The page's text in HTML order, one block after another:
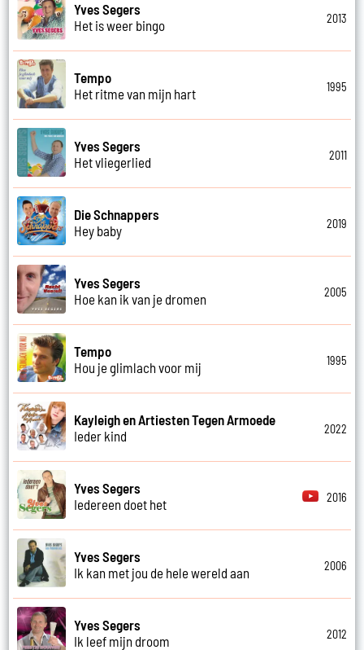
Yves Segers
Het is weer bingo
2013
Tempo
Het ritme van mijn hart
1995
Yves Segers
Het vliegerlied
2011
Die Schnappers
Hey baby
2019
Yves Segers
Hoe kan ik van je dromen
2005
Tempo
Hou je glimlach voor mij
1995
Kayleigh en Artiesten Tegen Armoede
Ieder kind
2022
Yves Segers
Iedereen doet het
2016
Yves Segers
Ik kan met jou de hele wereld aan
2006
Yves Segers
Ik leef mijn droom
2012